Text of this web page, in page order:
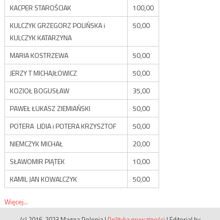
KACPER STAROŚCIAK
100,00
KULCZYK GRZEGORZ POLIŃSKA i
KULCZYK KATARZYNA
50,00
MARIA KOSTRZEWA
50,00
JERZY T MICHAJŁOWICZ
50,00
KOZIOŁ BOGUSŁAW
35,00
PAWEŁ ŁUKASZ ZIEMIAŃSKI
50,00
POTERA LIDIA i POTERA KRZYSZTOF
50,00
NIEMCZYK MICHAŁ
20,00
SŁAWOMIR PIĄTEK
10,00
KAMIL JAN KOWALCZYK
50,00
Więcej...